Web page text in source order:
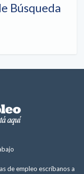
Búsqueda
de empleo escríbanos a